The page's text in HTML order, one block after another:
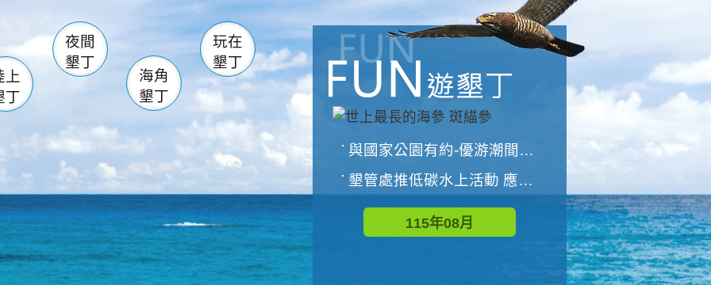
南仁湖
滿州 佳樂水
森林遊樂區
墾管處遊客中心
社頂公園 風吹沙
船帆石 龍磐公園
香蕉灣 龍坑
鵝鑾鼻
上
丁
夜間
墾丁
海角
墾丁
玩在
墾丁
與國家公園有約-優游潮間探險者
墾管處推低碳水上活動 應屆畢業生限額免費參加
115年08月
世界地球清潔日 墾管處辦理「2026年墾丁國家公園沙灘淨灘活動
115年09月